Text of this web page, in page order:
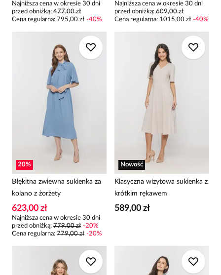
Najniższa cena w okresie 30 dni
przed obniżką: 477,00 zł
Cena regularna: 795,00 zł -40%
Najniższa cena w okresie 30 dni
przed obniżką: 609,00 zł
Cena regularna: 1015,00 zł -40%
20%
Błękitna zwiewna sukienka za
kolano z żorżety
623,00 zł
Najniższa cena w okresie 30 dni
przed obniżką: 779,00 zł -20%
Cena regularna: 779,00 zł -20%
Nowość
Klasyczna wizytowa sukienka z
krótkim rękawem
589,00 zł